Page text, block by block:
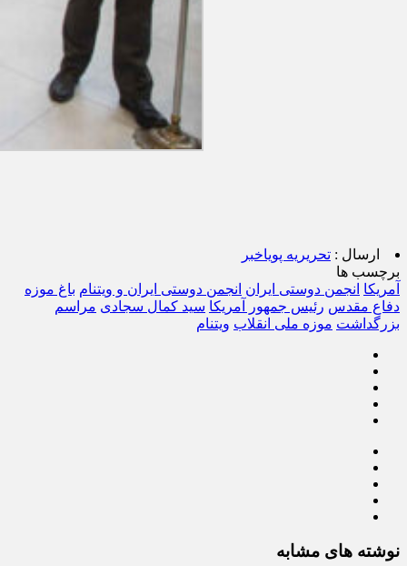
ارسال : تحریریه پویاخبر
برچسب ها
آمریکا انجمن دوستی ایران انجمن دوستی ایران و ویتنام باغ موزه
دفاع مقدس رئیس جمهور آمریکا سید کمال سجادی مراسم
بزرگداشت موزه ملی انقلاب ویتنام
نوشته های مشابه